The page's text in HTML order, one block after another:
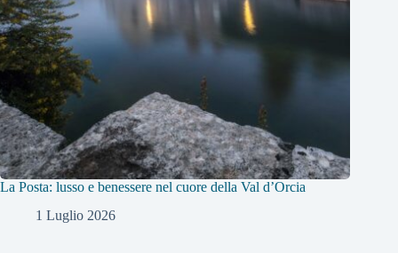
La Posta: lusso e benessere nel cuore della Val d’Orcia
1 Luglio 2026